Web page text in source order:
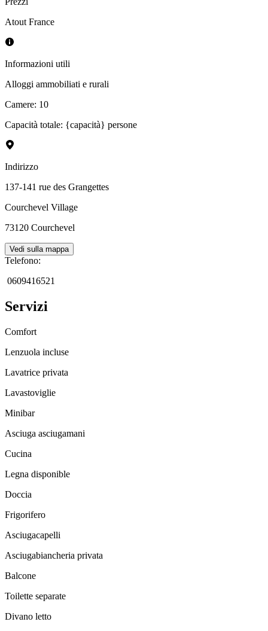
Atout France
Informazioni utili
Alloggi ammobiliati e rurali
Camere: 10
Capacità totale: {capacità} persone
Indirizzo
137-141 rue des Grangettes
Courchevel Village
73120 Courchevel
Vedi sulla mappa
Telefono:
0609416521
Servizi
Comfort
Lenzuola incluse
Lavatrice privata
Lavastoviglie
Minibar
Asciuga asciugamani
Cucina
Legna disponible
Doccia
Frigorifero
Asciugacapelli
Asciugabiancheria privata
Balcone
Toilette separate
Divano letto